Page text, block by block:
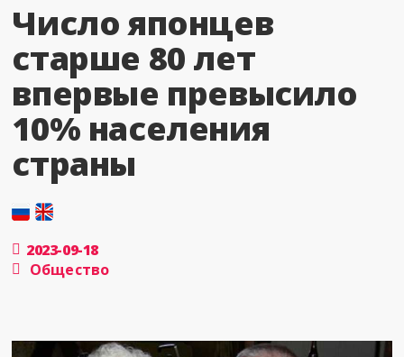
Число японцев
старше 80 лет
впервые превысило
10% населения
страны
2023-09-18
Общество